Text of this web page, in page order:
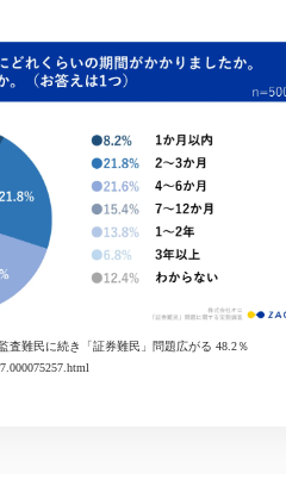
難民に続き「証券難民」問題広がる 48.2％